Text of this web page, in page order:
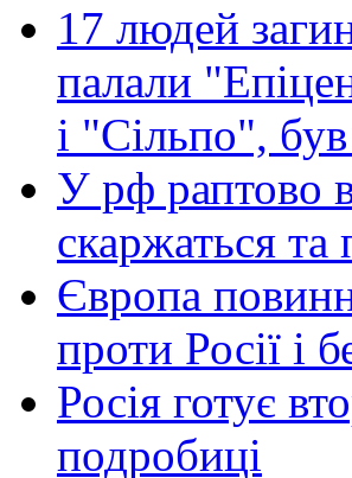
17 людей
палали
і "Сільпо",
У рф раптово
скаржаться та
Європа
проти Росії
Росія готує
подробиці